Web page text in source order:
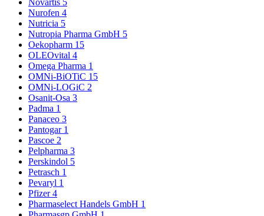
Nurofen 4
Nutricia 5
Nutropia Pharma GmbH 5
Oekopharm 15
OLEOvital 4
Omega Pharma 1
OMNi-BiOTiC 15
OMNi-LOGiC 2
Osanit-Osa 3
Padma 1
Panaceo 3
Pantogar 1
Pascoe 2
Pelpharma 3
Perskindol 5
Petrasch 1
Pevaryl 1
Pfizer4
Pharmaselect Handels GmbH 1